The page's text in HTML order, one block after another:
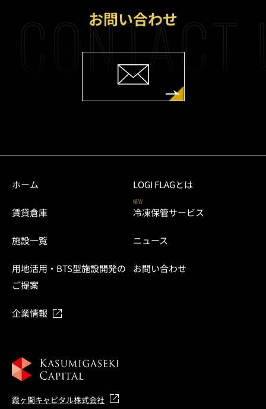
CONTACT
お問い合わせ
ホーム LOGI FLAGとは
賃貸倉庫
NEW
冷凍保管サービス
施設一覧 ニュース
用地活用・BTS型施設開発の
ご提案
お問い合わせ
企業情報
霞ヶ関キャピタル株式会社